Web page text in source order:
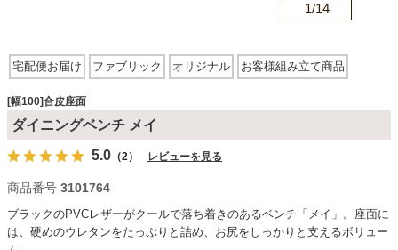
ダイニングテーブル・セット
椅子・チェア
食器棚・キッチン収納
1/14
宅配便お届け ファブリック オリジナル お客様組み立て商品
合皮座面 スチール脚
[幅100]合皮座面
ダイニングベンチ メイ
5.0 （2） レビューを見る
商品番号 3101764
ブラックのPVCレザーがクールで落ち着きのあるベンチ「メイ」。座面に
は、硬めのウレタンをたっぷりと詰め、お尻をしっかりと支えるボリュー